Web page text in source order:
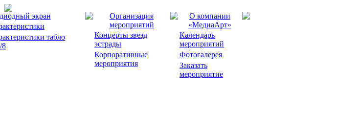
экран
табло
8
Организация
мероприятий
Концерты звезд
эстрады
Корпоративные
мероприятия
О компании
«МедиаАрт»
Календарь
мероприятий
Фотогалерея
Заказать
мероприятие